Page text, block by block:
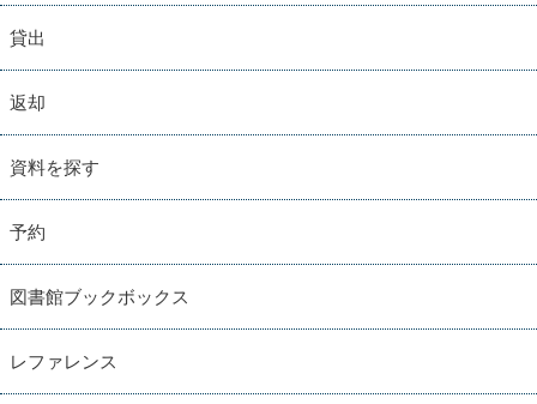
貸出
返却
資料を探す
予約
図書館ブックボックス
レファレンス